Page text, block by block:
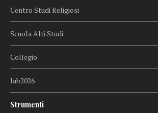
Centro Studi Religiosi
Scuola Alti Studi
Collegio
lab2026
Strumenti